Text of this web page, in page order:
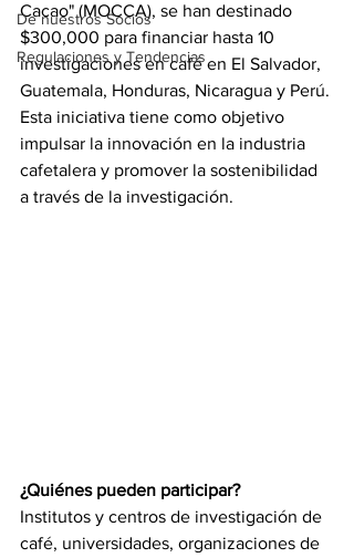
De nuestros Socios
Regulaciones y Tendencias
Cacao" (MOCCA), se han destinado
$300,000 para financiar hasta 10
investigaciones en café en El Salvador,
Guatemala, Honduras, Nicaragua y Perú.
Esta iniciativa tiene como objetivo
impulsar la innovación en la industria
cafetalera y promover la sostenibilidad
a través de la investigación.
¿Quiénes pueden participar?
Institutos y centros de investigación de
café, universidades, organizaciones de